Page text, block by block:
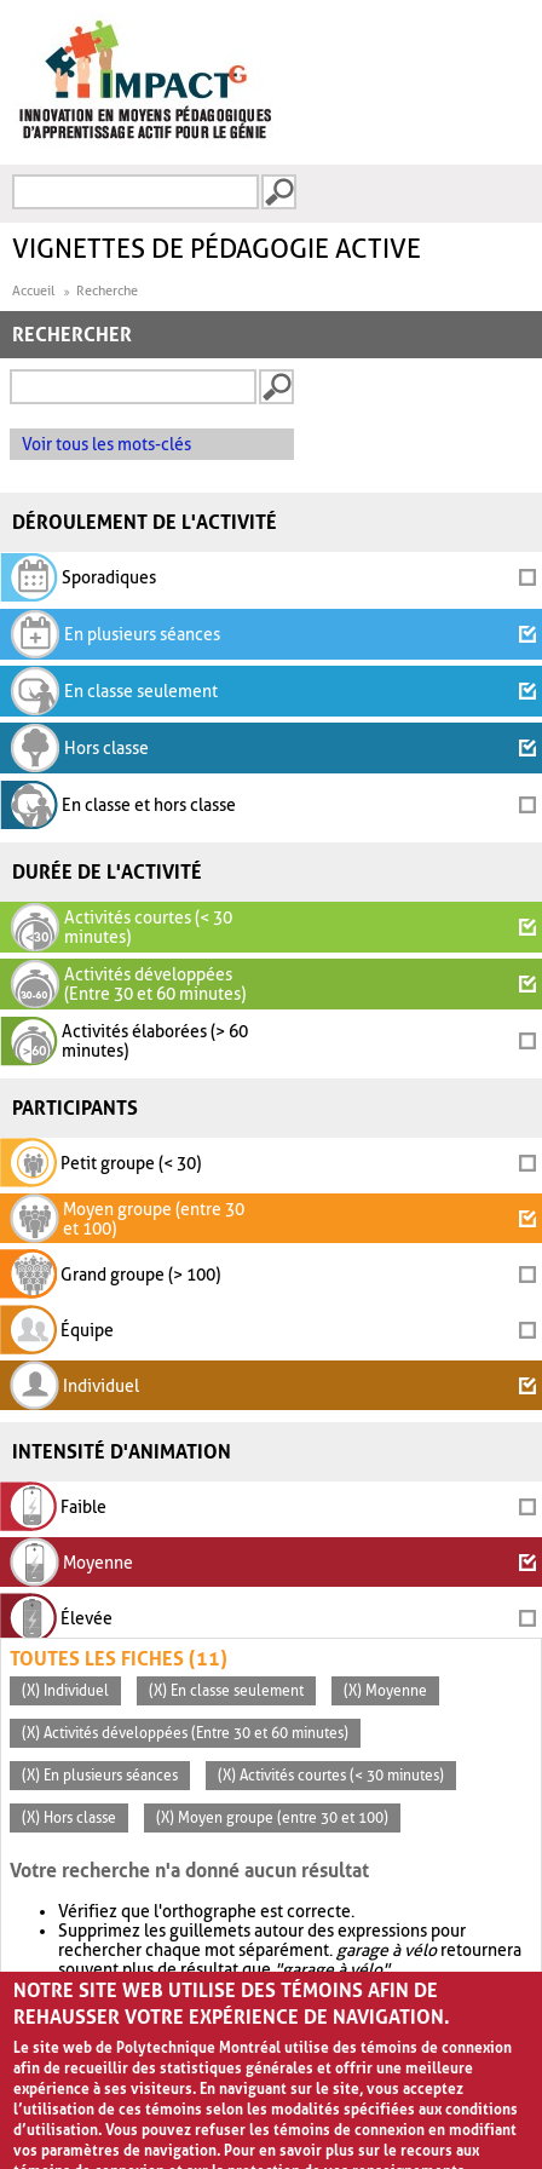
FORMULAIRE DE
VIGNETTES DE PÉDAGOGIE ACTIVE
Accueil Recherche
RECHERCHER
Voir tous les mots-clés
DÉROULEMENT DE L'ACTIVITÉ
Sporadiques
En plusieurs séances
En classe seulement
Hors classe
En classe et hors classe
DURÉE DE L'ACTIVITÉ
Activités courtes (< 30
minutes)
Activités développées
(Entre 30 et 60 minutes)
Activités élaborées (> 60
minutes)
PARTICIPANTS
Petit groupe (< 30)
Moyen groupe (entre 30
et 100)
Grand groupe (> 100)
Équipe
Individuel
INTENSITÉ D'ANIMATION
Faible
Moyenne
Élevée
TOUTES LES FICHES (11)
(X) Individuel (X) En classe seulement (X) Moyenne
(X) Activités développées (Entre 30 et 60 minutes)
(X) En plusieurs séances (X) Activités courtes (< 30 minutes)
(X) Hors classe (X) Moyen groupe (entre 30 et 100)
Votre recherche n'a donné aucun résultat
Vérifiez que l'orthographe est correcte.
Supprimez les guillemets autour des expressions pour
rechercher chaque mot séparément. garage à véloretournera
souvent plus de résultat que"garage à vélo".
Envisagez d'élargir votre recherche avec OR.garage OR vélo
retournera souvent plus de résultat quegarage à vélo
NOTRE SITE WEB UTILISE DES TÉMOINS AFIN DE
REHAUSSER VOTRE EXPÉRIENCE DE NAVIGATION.
Le site web de Polytechnique Montréal utilise des témoins de connexion
afin de recueillir des statistiques générales et offrir une meilleure
expérience à ses visiteurs. En naviguant sur le site, vous acceptez
l’utilisation de ces témoins selon les modalités spécifiées aux conditions
d’utilisation. Vous pouvez refuser les témoins de connexion en modifiant
vos paramètres de navigation. Pour en savoir plus sur le recours aux